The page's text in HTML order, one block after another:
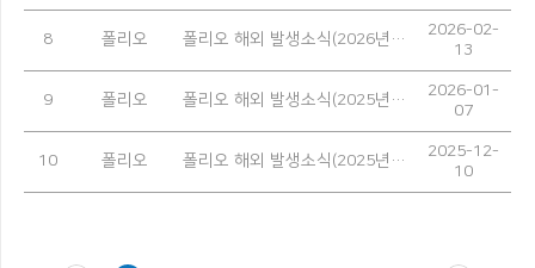
8 폴리오 폴리오 해외 발생소식(2026년 1월)
2026-02-
13
9 폴리오 폴리오 해외 발생소식(2025년 12월)
2026-01-
07
10 폴리오 폴리오 해외 발생소식(2025년 11월)
2025-12-
10